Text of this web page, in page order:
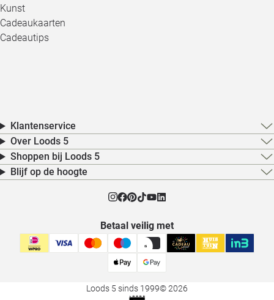
Kunst
Cadeaukaarten
Cadeautips
Klantenservice
Over Loods 5
Shoppen bij Loods 5
Blijf op de hoogte
Betaal veilig met
Loods 5 sinds 1999© 2026